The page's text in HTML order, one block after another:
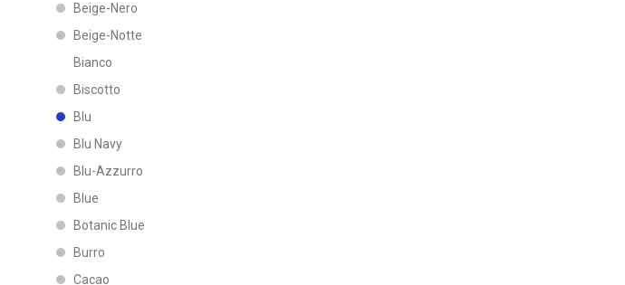
Beige-Nero
Beige-Notte
Bianco
Biscotto
Blu
Blu Navy
Blu-Azzurro
Blue
Botanic Blue
Burro
Cacao